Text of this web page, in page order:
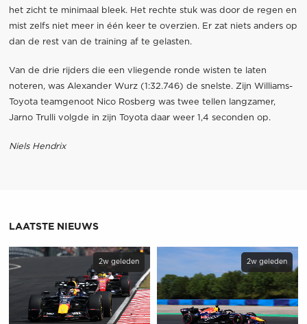
het zicht te minimaal bleek. Het rechte stuk was door de regen en
mist zelfs niet meer in één keer te overzien. Er zat niets anders op
dan de rest van de training af te gelasten.
Van de drie rijders die een vliegende ronde wisten te laten
noteren, was Alexander Wurz (1:32.746) de snelste. Zijn Williams-
Toyota teamgenoot Nico Rosberg was twee tellen langzamer,
Jarno Trulli volgde in zijn Toyota daar weer 1,4 seconden op.
Niels Hendrix
LAATSTE NIEUWS
2w geleden 2w geleden